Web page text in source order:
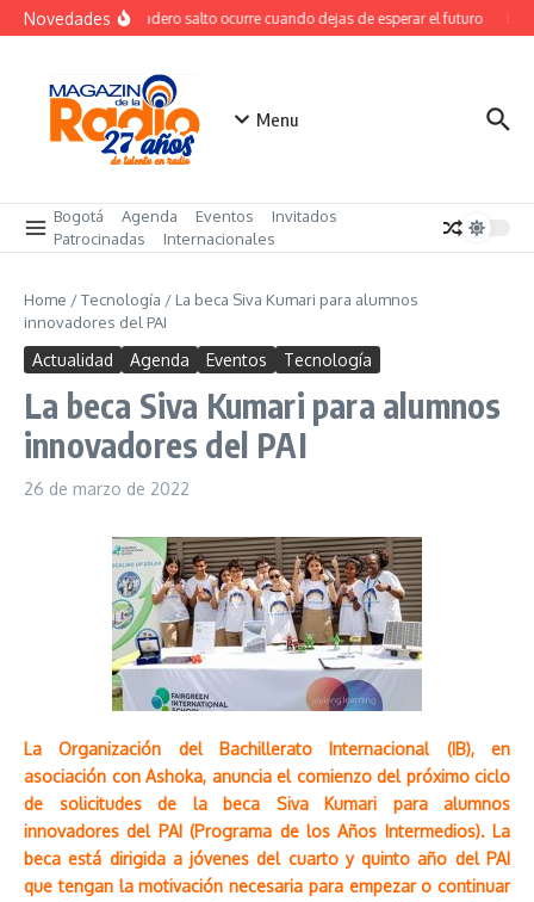
Saltar al contenido
NovedadesEl verdadero salto ocurre cuando dejas de esperar el futuro El
Menu
Bogotá Agenda Eventos
Invitados
Patrocinadas
Internacionales
Home /Tecnología / La beca Siva Kumari para alumnos
innovadores del PAI
Actualidad Agenda Eventos Tecnología
La beca Siva Kumari para alumnos
innovadores del PAI
26 de marzo de 2022
La Organización del Bachillerato Internacional (IB), en
asociación con Ashoka, anuncia el comienzo del próximo ciclo
de solicitudes de la beca Siva Kumari para alumnos
innovadores del PAI (Programa de los Años Intermedios). La
beca está dirigida a jóvenes del cuarto y quinto año del PAI
que tengan la motivación necesaria para empezar o continuar